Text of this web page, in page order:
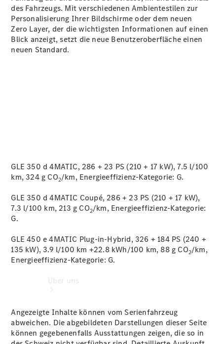
Übersicht
Reparatur
Service &
Garantie
Rückrufe
Ersatzteile
Collection
Betriebsanleitungen
des Fahrzeugs. Mit verschiedenen Ambientestilen zur
Personalisierung Ihrer Bildschirme oder dem neuen
Zero Layer, der die wichtigsten Informationen auf einen
Blick anzeigt, setzt die neue Benutzeroberfläche einen
neuen Standard.
GLE 350 d 4MATIC, 286 + 23 PS (210 + 17 kW), 7.5 l/100
km, 324 g CO2/km, Energieeffizienz-Kategorie: G.
GLE 350 d 4MATIC Coupé, 286 + 23 PS (210 + 17 kW),
7.3 l/100 km, 213 g CO2/km, Energieeffizienz-Kategorie:
G.
GLE 450 e 4MATIC Plug-in-Hybrid, 326 + 184 PS (240 +
135 kW), 3.9 l/100 km +22.8 kWh/100 km, 88 g CO2/km,
Energieeffizienz-Kategorie: G.
Angezeigte Inhalte können vom Serienfahrzeug
abweichen. Die abgebildeten Darstellungen dieser Seite
können gegebenenfalls Ausstattungen zeigen, die so in